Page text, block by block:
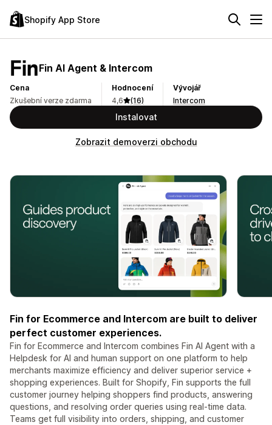
Shopify App Store
Fin AI Agent & Intercom
Cena
Zkušební verze zdarma
Hodnocení
4,6
(16)
Vývojář
Intercom
Instalovat
Zobrazit demoverzi obchodu
Fin for Ecommerce and Intercom are built to deliver
perfect customer experiences.
Fin for Ecommerce and Intercom combines Fin AI Agent with a
Helpdesk for AI and human support on one platform to help
merchants maximize efficiency and deliver superior service +
shopping experiences. Built for Shopify, Fin supports the full
customer journey helping shoppers find products, answering
questions, and resolving order queries using real-time data.
Teams get full visibility into orders, shipping, and customer